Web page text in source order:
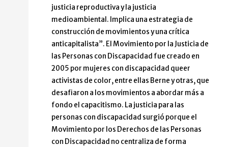
justicia reproductiva y la justicia
medioambiental. Implica una estrategia de
construcción de movimientos y una crítica
anticapitalista”. El Movimiento por la Justicia de
las Personas con Discapacidad fue creado en
2005 por mujeres con discapacidad queer
activistas de color, entre ellas Berne y otras, que
desafiaron a los movimientos a abordar más a
fondo el capacitismo. La justicia para las
personas con discapacidad surgió porque el
Movimiento por los Derechos de las Personas
con Discapacidad no centraliza de forma